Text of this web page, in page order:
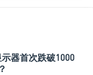
器首次跌破1000